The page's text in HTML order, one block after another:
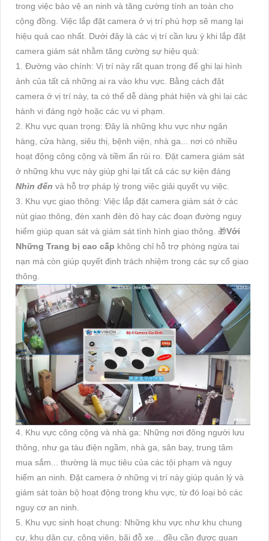
trong việc bảo vệ an ninh và tăng cường tính an toàn cho
cộng đồng. Việc lắp đặt camera ở vị trí phù hợp sẽ mang lại
hiệu quả cao nhất. Dưới đây là các vị trí cần lưu ý khi lắp đặt
camera giám sát nhằm tăng cường sự hiệu quả:
1. Đường vào chính: Vị trí này rất quan trọng để ghi lại hình
ảnh của tất cả những ai ra vào khu vực. Bằng cách đặt
camera ở vị trí này, ta có thể dễ dàng phát hiện và ghi lại các
hành vi đáng ngờ hoặc các vụ vi phạm.
2. Khu vực quan trọng: Đây là những khu vực như ngân
hàng, cửa hàng, siêu thị, bệnh viện, nhà ga... nơi có nhiều
hoạt động công cộng và tiềm ẩn rủi ro. Đặt camera giám sát
ở những khu vực này giúp ghi lại tất cả các sự kiện đáng
Nhìn đến và hỗ trợ pháp lý trong việc giải quyết vụ việc.
3. Khu vực giao thông: Việc lắp đặt camera giám sát ở các
nút giao thông, đèn xanh đèn đỏ hay các đoạn đường nguy
hiểm giúp quan sát và giám sát tình hình giao thông. 🎁Với
Những Trang bị cao cấp không chỉ hỗ trợ phòng ngừa tai
nạn mà còn giúp quyết định trách nhiệm trong các sự cố giao
thông.
4. Khu vực công cộng và nhà ga: Những nơi đông người lưu
thông, như ga tàu điện ngầm, nhà ga, sân bay, trung tâm
mua sắm... thường là mục tiêu của các tội phạm và nguy
hiểm an ninh. Đặt camera ở những vị trí này giúp quản lý và
giám sát toàn bộ hoạt động trong khu vực, từ đó loại bỏ các
nguy cơ an ninh.
5. Khu vực sinh hoạt chung: Những khu vực như khu chung
cư, khu dân cư, công viên, bãi đỗ xe... đều cần được quan